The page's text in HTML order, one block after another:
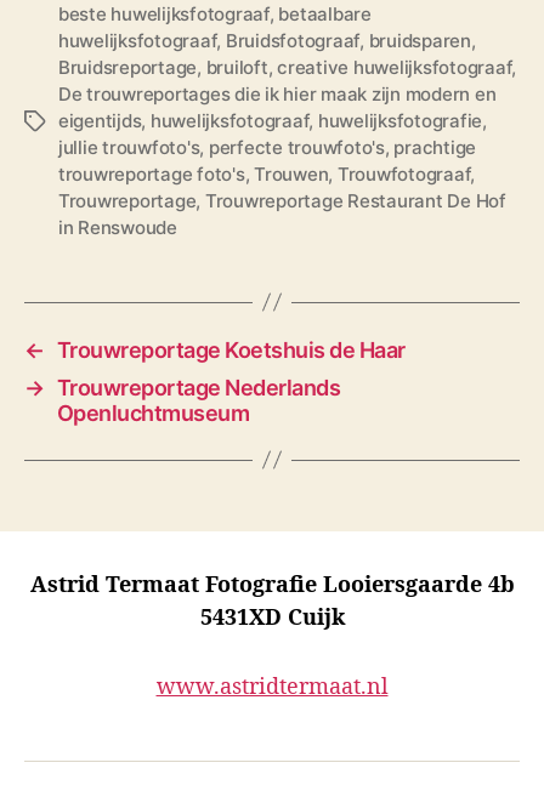
T
beste huwelijksfotograaf, betaalbare
huwelijksfotograaf, Bruidsfotograaf, bruidsparen,
Bruidsreportage, bruiloft,creative huwelijksfotograaf,
De trouwreportages die ik hier maak zijn modern en
eigentijds, huwelijksfotograaf, huwelijksfotografie,
jullie trouwfoto's, perfecte trouwfoto's, prachtige
trouwreportage foto's,Trouwen, Trouwfotograaf,
Trouwreportage, Trouwreportage Restaurant De Hof
in Renswoude
← Trouwreportage Koetshuis de Haar
→ Trouwreportage Nederlands
Openluchtmuseum
Astrid Termaat Fotografie Looiersgaarde 4b
5431XD Cuijk
www.astridtermaat.nl